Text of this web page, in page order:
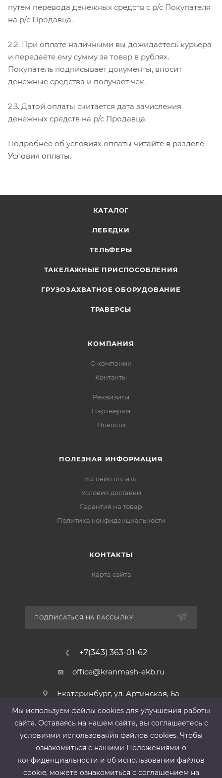
путем перевода денежных средств с р/с Покупателя
на р/с Продавца.
2.2. При оплате наличными вы дожидаетесь курьера
и передаёте ему сумму за товар в рублях.
Покупатель подписывает документы, вносит
денежные средства и получает чек.
2.3. Датой оплаты считается дата зачисления
денежных средств на р/с Продавца.
Подробнее об условиях оплаты читайте в разделе
Условия оплаты.
КАТАЛОГ
ЛЕБЕДКИ
ТЕЛЬФЕРЫ
ТАКЕЛАЖНЫЕ ПРИСПОСОБЛЕНИЯ
ГРУЗОЗАХВАТНОЕ ОБОРУДОВАНИЕ
ТРАВЕРСЫ
КОМПАНИЯ
О компании
Контакты
Реквизиты
Партнерам
Новости
ПОЛЕЗНАЯ ИНФОРМАЦИЯ
Условия оплаты
Условия доставки
Гарантия на товар
Политика конфиденциальности
КОНТАКТЫ
Карта сайта
ПОДПИСАТЬСЯ НА РАССЫЛКУ
+7(343) 363-01-62
office@kranmash-ekb.ru
Екатеринбург, ул. Артинская, 6а
2013-2026 ©ООО «КранМаш»
Мы используем файлы cооkies для улучшения работы
сайта. Оставаясь на нашем сайте, вы соглашаетесь с
условиями использования файлов cооkies. Чтобы
ознакомиться с нашими Положениями о
конфиденциальности и об использовании файлов
cookie, можете ознакомиться с соглашением на